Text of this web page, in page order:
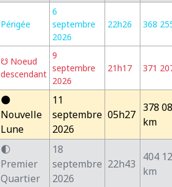
Périgée
6
septembre
2026
22h26 368
☋ Noeud
descendant
9
septembre
2026
21h17 371
🌑
Nouvelle
Lune
11
septembre
2026
05h27
378
km
🌓
Premier
Quartier
18
septembre
2026
22h43
404
km